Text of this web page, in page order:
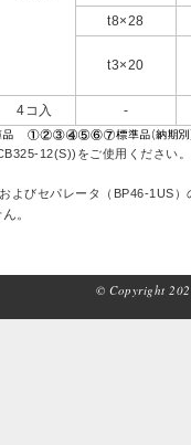
t8×28
t3×20
4コ入 -
12(S))をご使用ください。
よびセパレータ（BP46-1US）
ん。
© Copyright